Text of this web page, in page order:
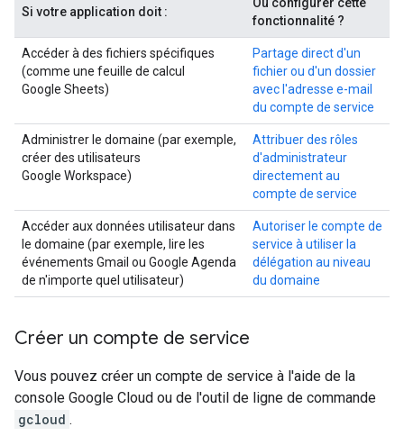
Si votre application doit :
fonctionnalité ?
Accéder à des fichiers spécifiques
(comme une feuille de calcul
Google Sheets)
Partage direct d'un
fichier ou d'un dossier
avec l'adresse e-mail
du compte de service
Administrer le domaine (par exemple,
créer des utilisateurs
Google Workspace)
Attribuer des rôles
d'administrateur
directement au
compte de service
Accéder aux données utilisateur dans
le domaine (par exemple, lire les
événements Gmail ou Google Agenda
de n'importe quel utilisateur)
Autoriser le compte de
service à utiliser la
délégation au niveau
du domaine
Créer un compte de service
Vous pouvez créer un compte de service à l'aide de la
console Google Cloud ou de l'outil de ligne de commande
gcloud .